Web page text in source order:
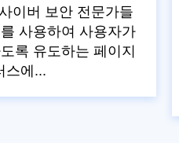
이버 보안 전문가들
사용하여 사용자가
록 유도하는 페이지
스에...